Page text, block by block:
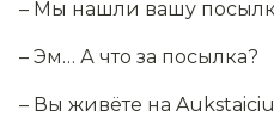
– Мы нашли вашу
– Эм… А что за посылка?
– Вы живёте на